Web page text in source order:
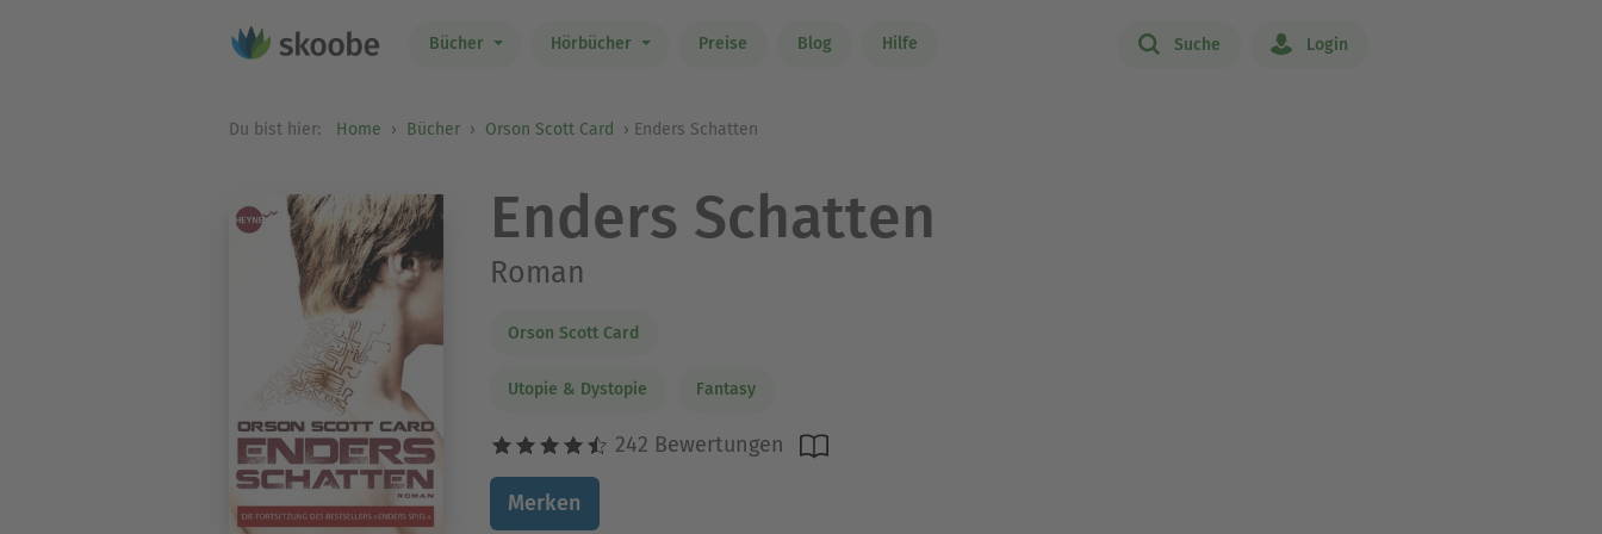
Bücher Hörbücher Preise Blog Hilfe Suche Login
Du bist hier: Home Bücher Orson Scott Card Enders Schatten
Enders Schatten
Roman
Orson Scott Card
Utopie & Dystopie Fantasy
242 Bewertungen
Merken